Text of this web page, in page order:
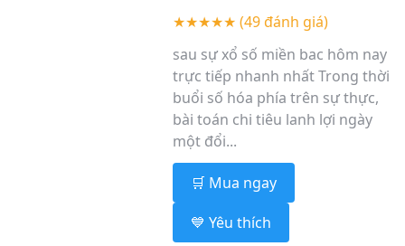
★★★★★ (49 đánh giá)
sau sự xổ số miền bac hôm nay
trực tiếp nhanh nhất Trong thời
buổi số hóa phía trên sự thực,
bài toán chi tiêu lanh lợi ngày
một đổi...
🛒 Mua ngay
💙 Yêu thích